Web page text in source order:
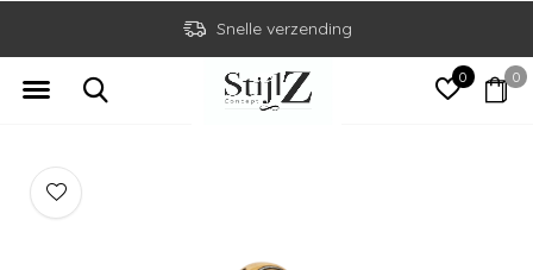
0 0
Snelle verzending